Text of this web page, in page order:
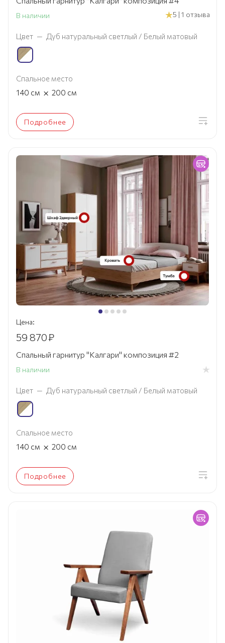
В наличии 5 | 1 отзыва
Цвет — Дуб натуральный светлый / Белый матовый
Спальное место
140 см × 200 см
Подробнее
Цена:
59 870₽
Спальный гарнитур "Калгари" композиция #2
В наличии
Цвет — Дуб натуральный светлый / Белый матовый
Спальное место
140 см × 200 см
Подробнее